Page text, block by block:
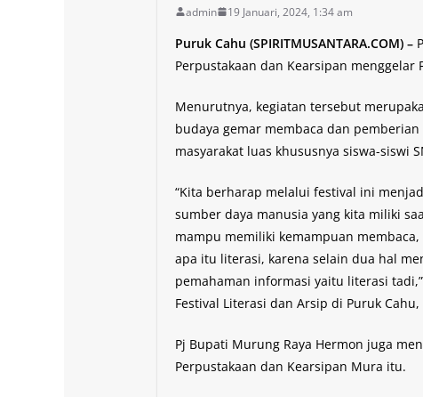
admin 19 Januari, 2024, 1:34 am
Puruk Cahu (SPIRITMUSANTARA.COM) –
Perpustakaan dan Kearsipan menggelar
Menurutnya, kegiatan tersebut
budaya gemar membaca dan
masyarakat luas khususnya siswa-siswi
“Kita berharap melalui festival ini
sumber daya manusia yang kita miliki
mampu memiliki kemampuan
apa itu literasi, karena selain dua hal
pemahaman informasi yaitu literasi
Festival Literasi dan Arsip di Puruk Cahu,
Pj Bupati Murung Raya Hermon juga
Perpustakaan dan Kearsipan Mura itu.